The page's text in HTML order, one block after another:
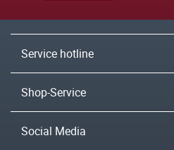
Service hotline
Shop-Service
Social Media